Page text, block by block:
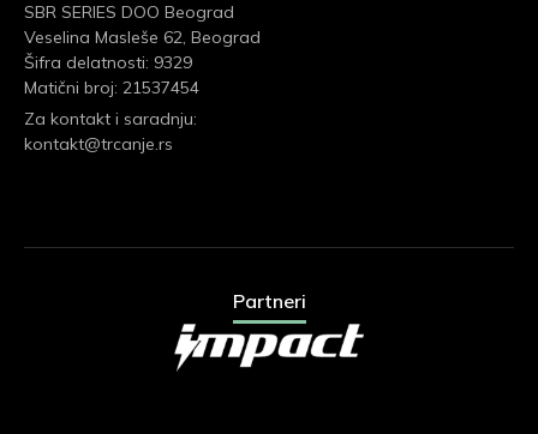
SBR SERIES DOO Beograd
Veselina Masleše 62, Beograd
Šifra delatnosti: 9329
Matični broj: 21537454
Za kontakt i saradnju:
kontakt@trcanje.rs
Partneri